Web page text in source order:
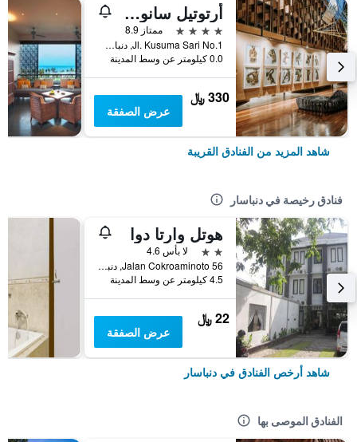
أرتوتيل سانور بالي
4 نجوم
ممتاز 8.9
Jl. Kusuma Sari No.1, دنباسار, إندونيسيا
0.0 كيلومتر عن وسط المدينة
330 ﷼
عرض الصفقة
شاهد المزيد من الفنادق القريبة
فنادق رخيصة في دنباسار
هوتل وارتا دوا
2 نجمتين
لا بأس 4.6
56 Jalan Cokroaminoto, دنباسار, إندونيسيا
4.5 كيلومتر عن وسط المدينة
22 ﷼
عرض الصفقة
شاهد أرخص الفنادق في دنباسار
الفنادق الموصى بها